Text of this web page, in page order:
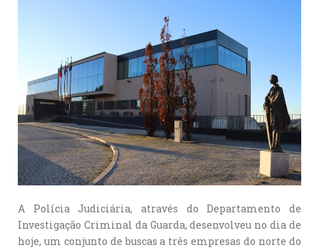
A Polícia Judiciária, através do Departamento de
Investigação Criminal da Guarda, desenvolveu no dia de
hoje, um conjunto de buscas a três empresas do norte do